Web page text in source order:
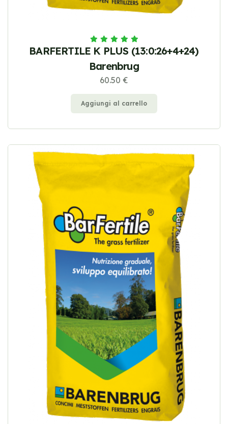
BARFERTILE K PLUS (13:0:26+4+24)
Barenbrug
60.50 €
Aggiungi al carrello